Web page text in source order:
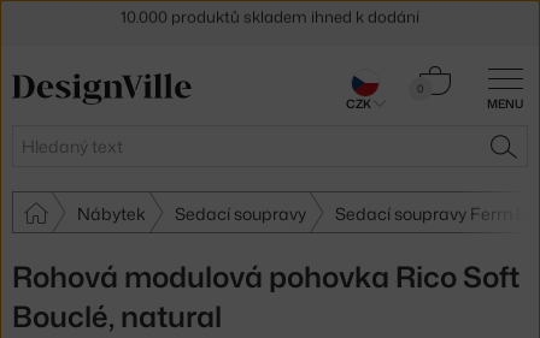
MENU
Hledat
0
Košík
Nábytek Sedací soupravy Sedací soupravy Ferm
Rohová modulová pohovka Rico Soft
Bouclé, natural
30 dní na vrácení zboží
CZK